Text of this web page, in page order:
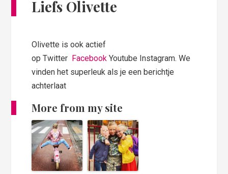
Liefs Olivette
Olivette is ook actief
op Twitter Facebook Youtube Instagram. We
vinden het superleuk als je een berichtje
achterlaat
More from my site